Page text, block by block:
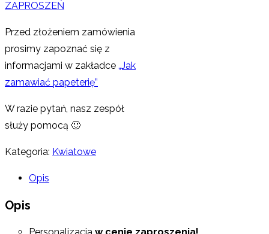
ZAPROSZEŃ
Przed złożeniem zamówienia
prosimy zapoznać się z
informacjami w zakładce „Jak
zamawiać papeterię”
W razie pytań, nasz zespół
służy pomocą 🙂
Kategoria: Kwiatowe
Opis
Opis
Personalizacja w cenie zaproszenia!